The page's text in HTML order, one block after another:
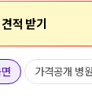
견적 받기
가격공개 병원